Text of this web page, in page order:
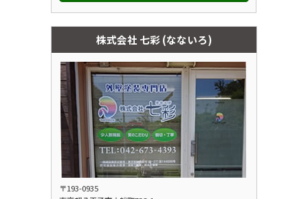
株式会社 七彩 (なないろ)
〒193-0935